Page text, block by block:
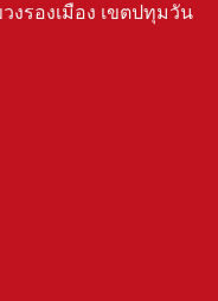
งรองเมือง เขตปทุมวัน